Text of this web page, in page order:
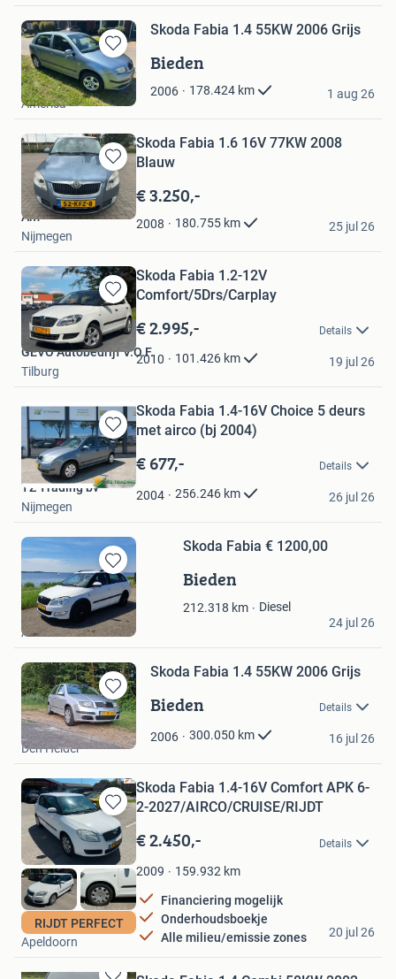
Bewaren
in
Mijn
Favorieten
Skoda Fabia 1.4 55KW 2006 Grijs
Bieden
2006 178.424 km
bas
America
1 aug 26
Bewaren
in
Mijn
Favorieten
Skoda Fabia 1.6 16V 77KW 2008
Blauw
€ 3.250,-
2008 180.755 km
Am
Nijmegen
25 jul 26
Bewaren
in
Mijn
Favorieten
Skoda Fabia 1.2-12V
Comfort/5Drs/Carplay
€ 2.995,- Details
2010 101.426 km
GEVO Autobedrijf V.O.F.
Tilburg
19 jul 26
Bewaren
in
Mijn
Favorieten
Skoda Fabia 1.4-16V Choice 5 deurs
met airco (bj 2004)
€ 677,- Details
2004 256.246 km
TZ Trading bv
Nijmegen
26 jul 26
Bewaren
in
Mijn
Favorieten
Skoda Fabia € 1200,00
Bieden
212.318 km Diesel
Nature
Almere
24 jul 26
Bewaren
in
Mijn
Favorieten
Skoda Fabia 1.4 55KW 2006 Grijs
Bieden Details
2006 300.050 km
Jamy
Den Helder
16 jul 26
Bewaren
in
Mijn
Favorieten
RIJDT PERFECT
Skoda Fabia 1.4-16V Comfort APK 6-
2-2027/AIRCO/CRUISE/RIJDT
€ 2.450,- Details
2009 159.932 km
Financiering mogelijk
Onderhoudsboekje
Alle milieu/emissie zones
car4all
Apeldoorn
20 jul 26